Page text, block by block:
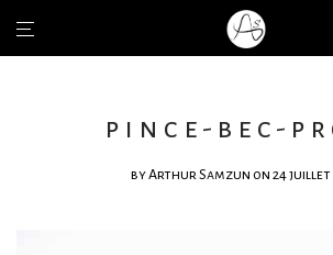
pince-bec-
byArthur Samzun on 24 juillet